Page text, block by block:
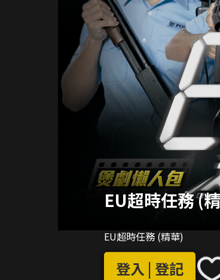
EU超時任務 (
EU超時任務 (精華)
登入 | 登記